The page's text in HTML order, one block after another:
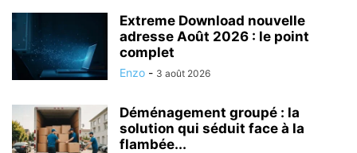
Extreme Download nouvelle
adresse Août 2026 : le point
complet
Enzo - 3 août 2026
Déménagement groupé : la
solution qui séduit face à la
flambée...